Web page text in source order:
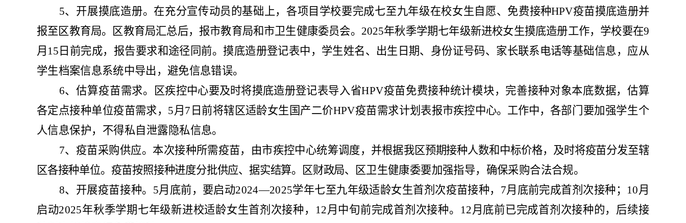
5、 开展摸底造册。 在充分宣传动员的基础上，各项目学校要完成七至九年级在校女生自愿、免费接种HPV疫苗摸底造册并
报至区教育局。区教育局汇总后，报市教育局和市卫生健康委员会。 2025年秋季学期七年级新进校女生摸底造册工作，学校要在9
月 15 日前完成，报告要求和途径同前。摸底造册登记表中 ， 学生姓名、出生日期、身份证号码、家长联系电话等基础信息，应从
学生档案信息系统中导出，避免信息错误。
6、估算疫苗需求。 区疾控中心要及时将摸底造册登记表导入省HPV疫苗免费接种统计模块，完善接种对象本底数据，估算
各定点接种单位疫苗需求， 5月 7 日前将辖区适龄女生国产二价HPV疫苗需求计划表报市疾控中心。工作中， 各部门要加强学生个
人信息保护，不得私自泄露隐私信息。
7、 疫苗采购供应。 本次接种所需疫苗，由市疾控中心统筹调度，并根据我区预期接种人数和中标价格，及时将疫苗分发至辖
区各接种单位。疫苗按照接种进度分批供应、据实结算。 区财政局、 区卫生健康委要加强指导，确保采购合法合规。
8、 开展疫苗接种。 5月底前，要启动2024—2025学年七至九年级适龄女生首剂次疫苗接种， 7月底前完成首剂次接种； 10月
启动2025年秋季学期七年级新进校适龄女生首剂次接种， 12月中旬前完成首剂次接种。 12月底前已完成首剂次接种的，后续接